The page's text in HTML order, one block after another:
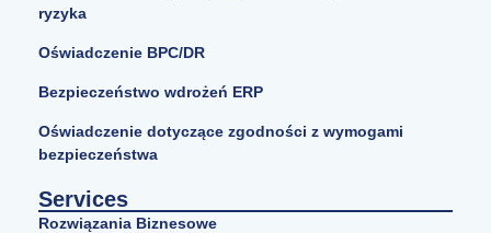
ryzyka
Oświadczenie BPC/DR
Bezpieczeństwo wdrożeń ERP
Oświadczenie dotyczące zgodności z wymogami
bezpieczeństwa
Services
Rozwiązania Biznesowe